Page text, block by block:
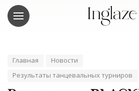
Главная
Новости
Результаты танцевальных турниров